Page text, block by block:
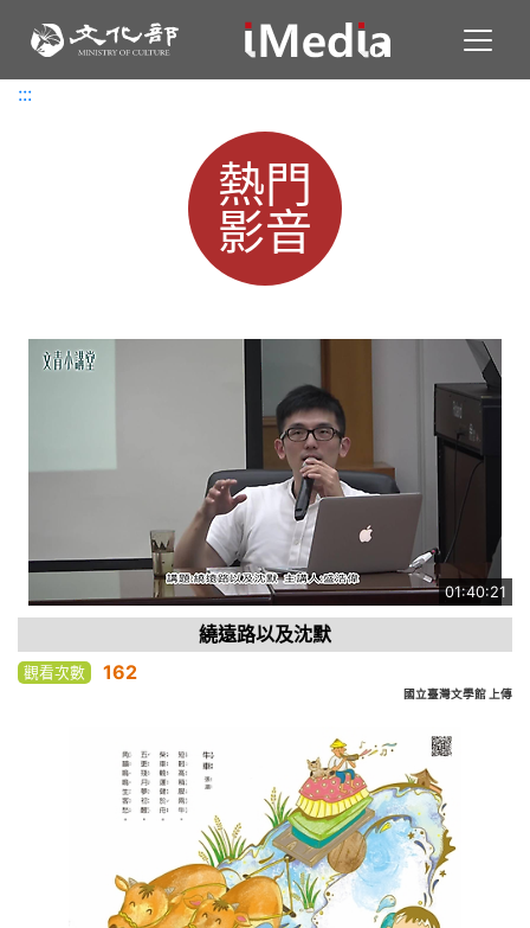
:::
:::
熱門
影音
01:40:21
繞遠路以及沈默
觀看次數 162
國立臺灣文學館 上傳